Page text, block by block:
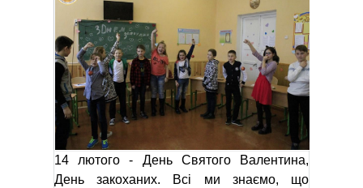
14 лютого - День Святого Валентина,
День закоханих. Всі ми знаємо, що